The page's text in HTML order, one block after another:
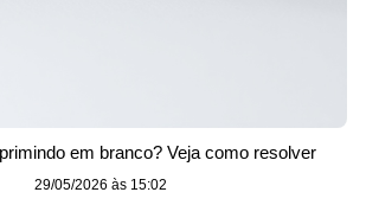
em branco? Veja como resolver
29/05/2026 às 15:02